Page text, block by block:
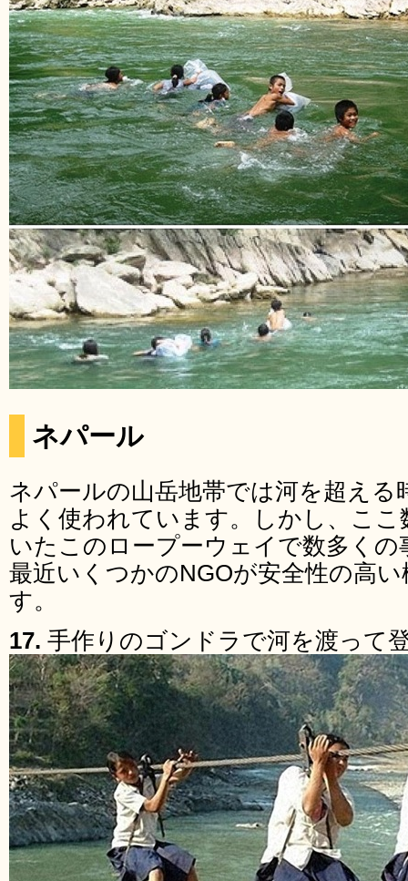
ネパール
ネパールの山岳地帯では河を超える
よく使われています。しかし、こ
いたこのロープーウェイで数多く
最近いくつかのNGOが安全性の高
す。
17. 手作りのゴンドラで河を渡って